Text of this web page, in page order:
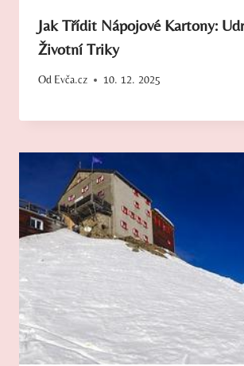
Jak Třídit Nápojové Kartony:
Životní Triky
Od Evča.cz 10. 12. 2025